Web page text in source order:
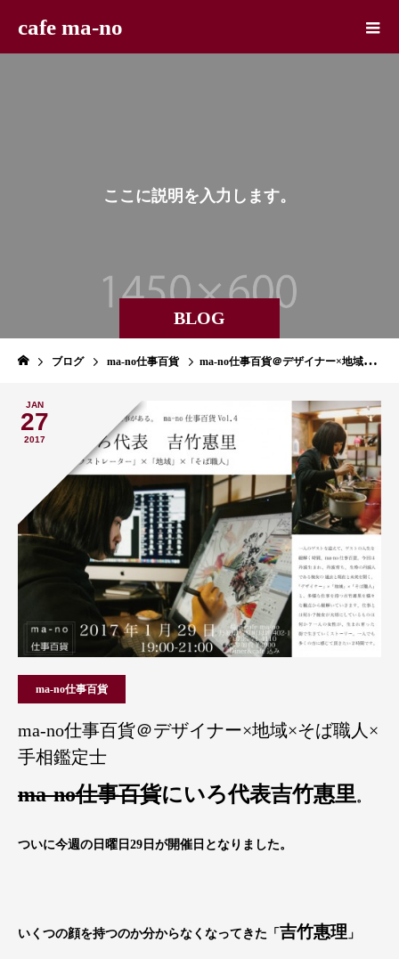
cafe ma-no
BLOG
こ こ に説明 を 入 力 し ま す。
ブログ ma-no仕事百貨 ma-no仕事百貨＠デザイナー×地域×そば職人×手相鑑定士
JAN
27
2017
ma-no仕事百貨
ma-no仕事百貨＠デザイナー×地域×そば職人×
手相鑑定士
ma-no仕事百貨にいろ代表吉竹惠里 。
ついに今週の日曜日29日が開催日となりました。
いくつの顔を持つのか分からなくなってきた「 吉竹惠理 」